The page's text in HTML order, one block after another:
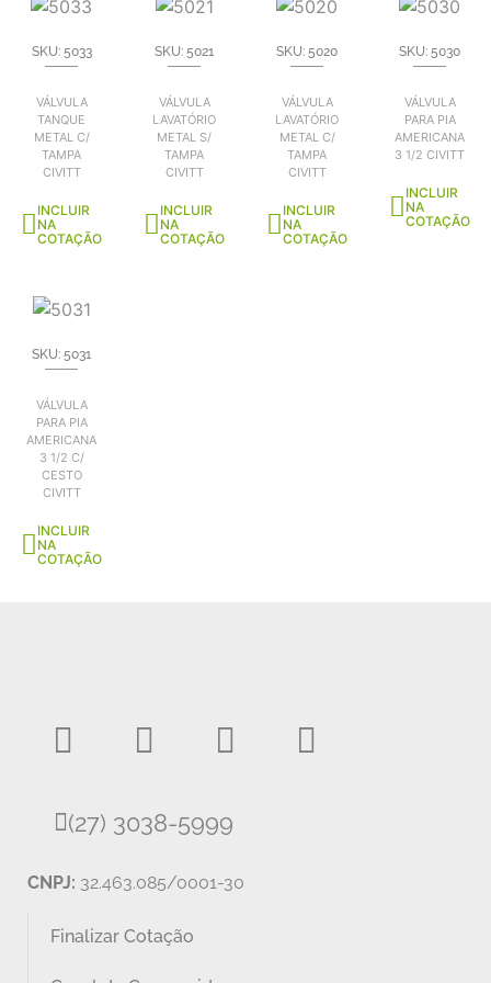
SKU: 5033
VÁLVULA
TANQUE
METAL C/
TAMPA
CIVITT
INCLUIR
NA
COTAÇÃO
SKU: 5021
VÁLVULA
LAVATÓRIO
METAL S/
TAMPA
CIVITT
INCLUIR
NA
COTAÇÃO
SKU: 5020
VÁLVULA
LAVATÓRIO
METAL C/
TAMPA
CIVITT
INCLUIR
NA
COTAÇÃO
SKU: 5030
VÁLVULA
PARA PIA
AMERICANA
3 1/2 CIVITT
INCLUIR
NA
COTAÇÃO
SKU: 5031
VÁLVULA
PARA PIA
AMERICANA
3 1/2 C/
CESTO
CIVITT
INCLUIR
NA
COTAÇÃO
(27) 3038-5999
CNPJ: 32.463.085/0001-30
Finalizar Cotação